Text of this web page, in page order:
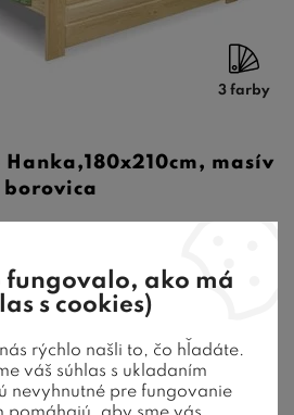
3 farby
masív
borovica
Hanka je vyrobená z masívnej
sa dostatoč ...
8-10 týždňov
fungovalo, ako má
s cookies)
rýchlo našli to, čo hľadáte.
váš súhlas s ukladaním
nevyhnutné pre fungovanie